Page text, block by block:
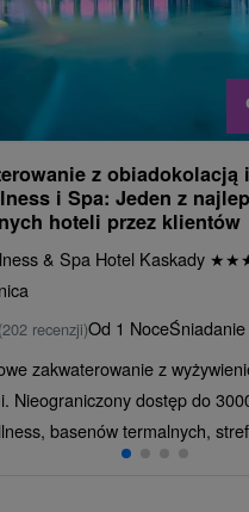
z obiadokolacją
i Spa: Jeden z
hoteli przez klientów
& Spa Hotel Kaskady ★★
(202 recenzji)Od 1 Noce
zakwaterowanie z
Nieograniczony dostęp do
basenów termalnych,